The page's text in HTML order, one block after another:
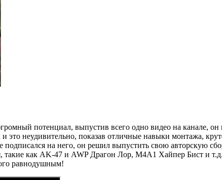
потенциал, выпустив всего одно видео на канале,
это неудивительно, показав отличные навыки монтажа,
на него, он решил выпустить свою авторскую
как AK-47 и AWP Драгон Лор, M4A1 Хайпер Бист и
равнодушным!